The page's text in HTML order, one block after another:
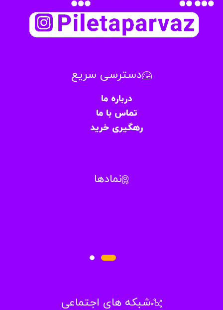
دسترسی سریع
درباره ما
تماس با ما
رهگیری خرید
نمادها
شبکه های اجتماعی